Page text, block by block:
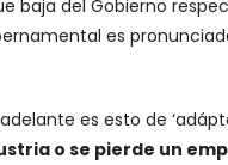
baja del Gobierno
es
es esto de
o se pierde un